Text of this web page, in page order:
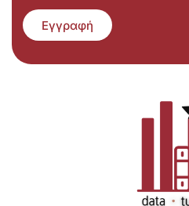
Εγγραφή